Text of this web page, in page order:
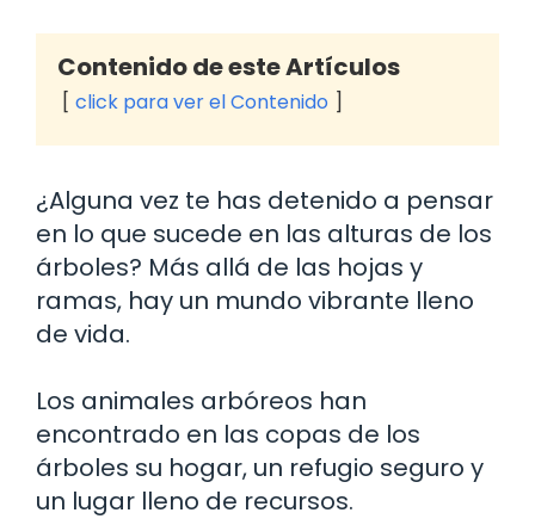
Contenido de este Artículos
click para ver el Contenido
¿Alguna vez te has detenido a pensar
en lo que sucede en las alturas de los
árboles? Más allá de las hojas y
ramas, hay un mundo vibrante lleno
de vida.
Los animales arbóreos han
encontrado en las copas de los
árboles su hogar, un refugio seguro y
un lugar lleno de recursos.